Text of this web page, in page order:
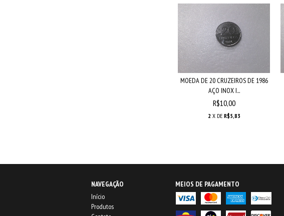
MOEDA DE 20 CRUZEIROS DE 1986
AÇO INOX I...
R$10,00
2 X DE R$5,83
NAVEGAÇÃO
Início
Produtos
MEIOS DE PAGAMENTO